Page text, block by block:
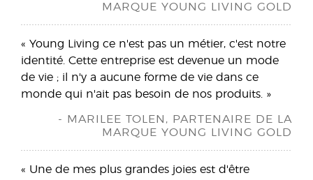
MARQUE YOUNG LIVING GOLD
« Young Living ce n'est pas un métier, c'est notre
identité. Cette entreprise est devenue un mode
de vie ; il n'y a aucune forme de vie dans ce
monde qui n'ait pas besoin de nos produits. »
- MARILEE TOLEN, PARTENAIRE DE LA
MARQUE YOUNG LIVING GOLD
« Une de mes plus grandes joies est d'être